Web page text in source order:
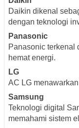
Daikin dikenal
dengan teknologi
Panasonic
Panasonic terkenal
hemat energi.
LG
AC LG
Samsung
Teknologi digital
memahami sistem